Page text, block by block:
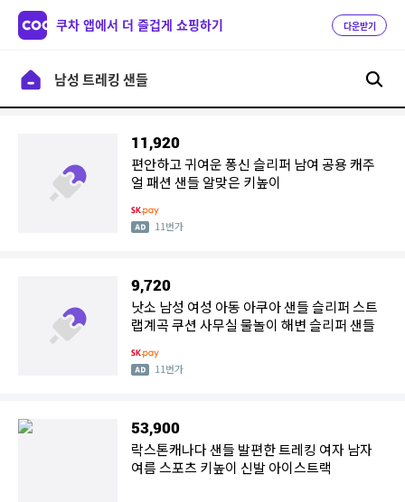
쿠차 앱에서 더 즐겁게 쇼핑하기 다운받기
11,920
편안하고 귀여운 퐁신 슬리퍼 남여 공용 캐주
얼 패션 샌들 알맞은 키높이
11번가
9,720
낫소 남성 여성 아동 아쿠아 샌들 슬리퍼 스트
랩계곡 쿠션 사무실 물놀이 해변 슬리퍼 샌들
11번가
53,900
락스톤캐나다 샌들 발편한 트레킹 여자 남자
여름 스포츠 키높이 신발 아이스트랙